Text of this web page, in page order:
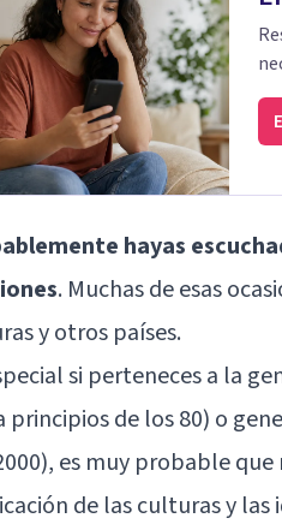
hayas
. Muchas de esas
y otros países.
si perteneces a la
principios de los 80) o
es muy probable
de las culturas y las